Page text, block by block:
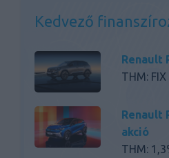
Kedvező
Renault
THM:
Renault
akció
THM: